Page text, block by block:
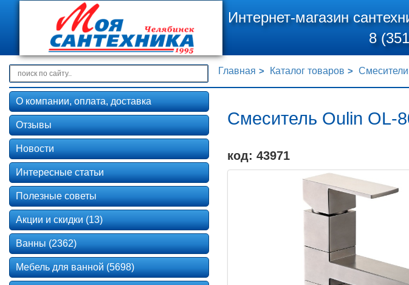
Интернет-магазин
8
Главная Каталог товаров Смесители
Смеситель Oulin OL-
код: 43971
О компании, оплата, доставка
Отзывы
Новости
Интересные статьи
Полезные советы
Акции и скидки (13)
Ванны (2362)
Мебель для ванной (5698)